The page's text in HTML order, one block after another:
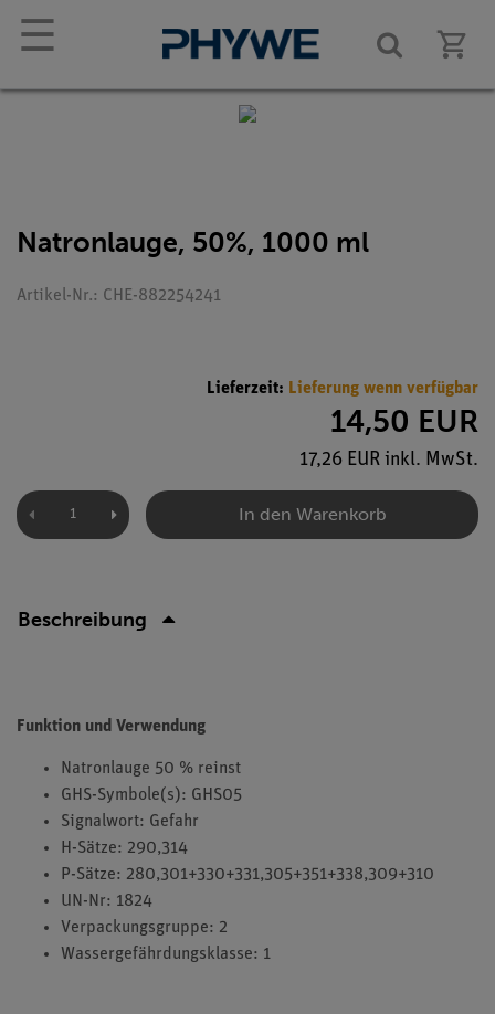
☰
Natronlauge, 50%, 1000 ml
Artikel-Nr.: CHE-882254241
Lieferzeit: Lieferung wenn verfügbar
14,50 EUR
17,26 EUR inkl. MwSt.
In den Warenkorb
Beschreibung
Funktion und Verwendung
Natronlauge 50 % reinst
GHS-Symbole(s): GHS05
Signalwort: Gefahr
H-Sätze: 290,314
P-Sätze: 280,301+330+331,305+351+338,309+310
UN-Nr: 1824
Verpackungsgruppe: 2
Wassergefährdungsklasse: 1